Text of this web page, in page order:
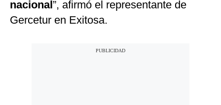
nacional”, afirmó el representante de
Gercetur en Exitosa.